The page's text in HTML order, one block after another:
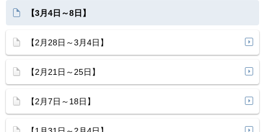
【3月4日～8日】
【2月28日～3月4日】
【2月21日～25日】
【2月7日～18日】